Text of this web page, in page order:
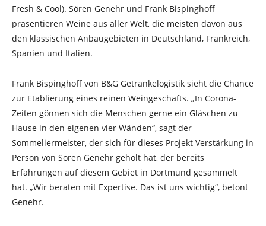
Fresh & Cool). Sören Genehr und Frank Bispinghoff
präsentieren Weine aus aller Welt, die meisten davon aus
den klassischen Anbaugebieten in Deutschland, Frankreich,
Spanien und Italien.
Frank Bispinghoff von B&G Getränkelogistik sieht die Chance
zur Etablierung eines reinen Weingeschäfts. „In Corona-
Zeiten gönnen sich die Menschen gerne ein Gläschen zu
Hause in den eigenen vier Wänden“, sagt der
Sommeliermeister, der sich für dieses Projekt Verstärkung in
Person von Sören Genehr geholt hat, der bereits
Erfahrungen auf diesem Gebiet in Dortmund gesammelt
hat. „Wir beraten mit Expertise. Das ist uns wichtig“, betont
Genehr.